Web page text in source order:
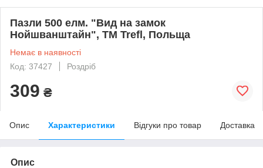
Пазли 500 елм. "Вид на замок
Нойшванштайн", ТМ Trefl, Польща
Немає в наявності
Код: 37427
Роздріб
309 ₴
Опис Характеристики Відгуки про товар Доставка
Опис